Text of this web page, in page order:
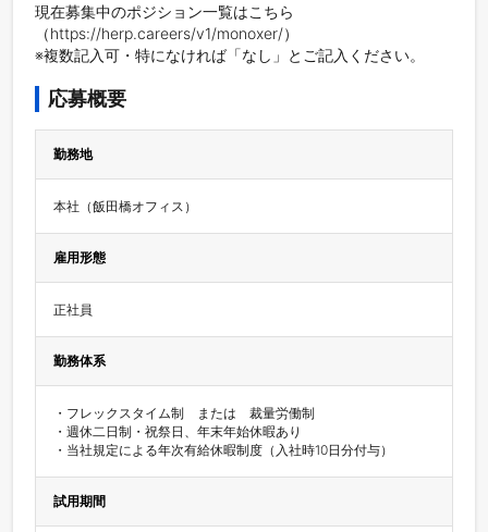
現在募集中のポジション一覧はこちら
（https://herp.careers/v1/monoxer/）
※複数記入可・特になければ「なし」とご記入ください。
応募概要
勤務地
雇用形態
正社員
勤務体系
・フレックスタイム制　または　裁量労働制
・週休二日制・祝祭日、年末年始休暇あり
・当社規定による年次有給休暇制度（入社時10日分付与）
試用期間